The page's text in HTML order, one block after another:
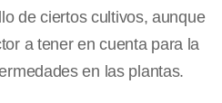
de ciertos cultivos, aunque
a tener en cuenta para la
en las plantas.